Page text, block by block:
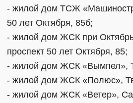
- жилой дом ТСЖ
50 лет Октября, 85б;
- жилой дом ЖСК при
проспект 50 лет Октября, 85;
- жилой дом ЖСК «Вымпел»,
- жилой дом ЖСК «Полюс»,
- жилой дом ЖСК «Ветер»,